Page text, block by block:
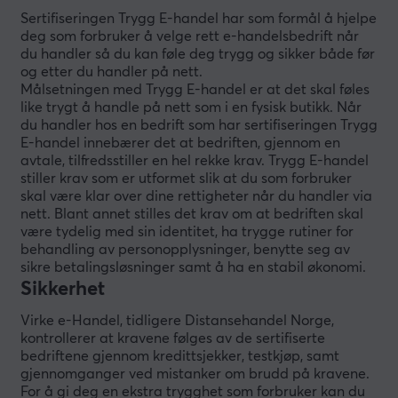
Sertifiseringen Trygg E-handel har som formål å hjelpe
deg som forbruker å velge rett e-handelsbedrift når
du handler så du kan føle deg trygg og sikker både før
og etter du handler på nett.
Målsetningen med Trygg E-handel er at det skal føles
like trygt å handle på nett som i en fysisk butikk. Når
du handler hos en bedrift som har sertifiseringen Trygg
E-handel innebærer det at bedriften, gjennom en
avtale, tilfredsstiller en hel rekke krav. Trygg E-handel
stiller krav som er utformet slik at du som forbruker
skal være klar over dine rettigheter når du handler via
nett. Blant annet stilles det krav om at bedriften skal
være tydelig med sin identitet, ha trygge rutiner for
behandling av personopplysninger, benytte seg av
sikre betalingsløsninger samt å ha en stabil økonomi.
Sikkerhet
Virke e-Handel, tidligere Distansehandel Norge,
kontrollerer at kravene følges av de sertifiserte
bedriftene gjennom kredittsjekker, testkjøp, samt
gjennomganger ved mistanker om brudd på kravene.
For å gi deg en ekstra trygghet som forbruker kan du